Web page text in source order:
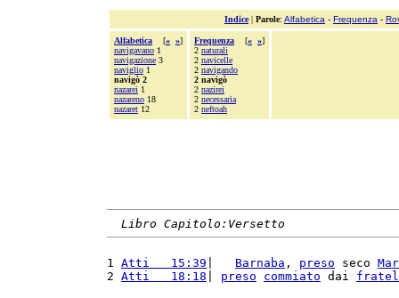
Indice| Parole: Alfabetica - Frequenza -
Alfabetica [« »]
navigavano 1
navigazione 3
naviglio 1
navigò 2
nazarei 1
nazareno 18
nazaret 12
Frequenza [« »]
2 naturali
2 navicelle
2 navigando
2 navigò
2 nazirei
2 necessaria
2 neftoah
Libro Capitolo:Versetto
1 Atti   15:39 Barnaba , preso seco
2 Atti   18:18 preso commiato dai